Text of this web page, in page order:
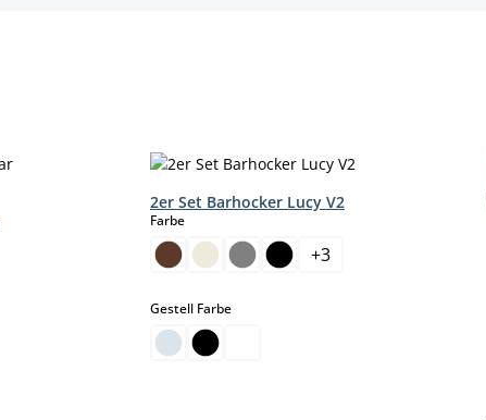
2er Set Barhocker Lucy V2
Farbeauswählen
+3
Gestell Farbeauswählen